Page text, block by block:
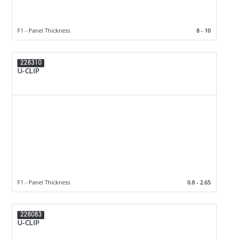
F1 - Panel Thickness 8 - 10
228310
U-CLIP
F1 - Panel Thickness 0.8 - 2.65
228083
U-CLIP